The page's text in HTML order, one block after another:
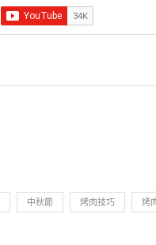
中秋節 烤肉技巧 烤